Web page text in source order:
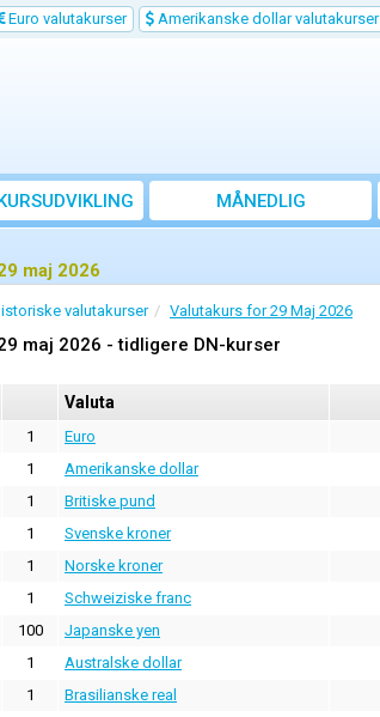
Euro valutakurser Amerikanske dollar valutakurser
MÅNEDLIG
GENNEMSNITSKURS
maj 2026
valutakurser Valutakurs for 29 Maj 2026
maj 2026 - tidligere DN-kurser
Valuta
1 Euro
1 Amerikanske dollar
1 Britiske pund
1 Svenske kroner
1 Norske kroner
1 Schweiziske franc
100 Japanske yen
1 Australske dollar
1 Brasilianske real